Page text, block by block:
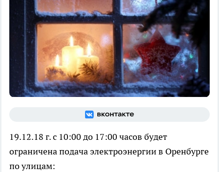
19.12.18 г. с 10:00 до 17:00 часов будет
ограничена подача электроэнергии в Оренбурге
по улицам: